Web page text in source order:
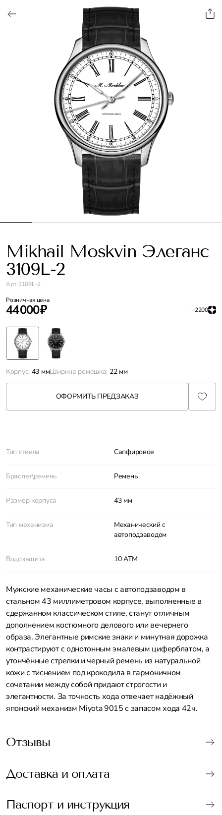
Mikhail Moskvin Элеганс
3109L-2
Арт. 3109L-2
Корпус: 43 ммШирина ремешка: 22 мм
Розничная цена
44 000 ₽ +2200
ОФОРМИТЬ ПРЕДЗАКАЗ
Мужские механические часы с автоподзаводом в
стальном 43 миллиметровом корпусе, выполненные в
сдержанном классическом стиле, станут отличным
дополнением костюмного делового или вечернего
образа. Элегантные римские знаки и минутная дорожка
контрастируют с однотонным эмалевым циферблатом, а
утончённые стрелки и черный ремень из натуральной
кожи с тиснением под крокодила в гармоничном
сочетании между собой придают строгости и
элегантности. За точность хода отвечает надёжный
японский механизм Miyota 9015 с запасом хода 42ч.
Тип стекла Сапфировое
Браслет\ремень Ремень
Размер корпуса 43 мм
Тип механизма
Механический с
автоподзаводом
Водозащита 10 ATM
Отзывы
Доставка и оплата
Паспорт и инструкция